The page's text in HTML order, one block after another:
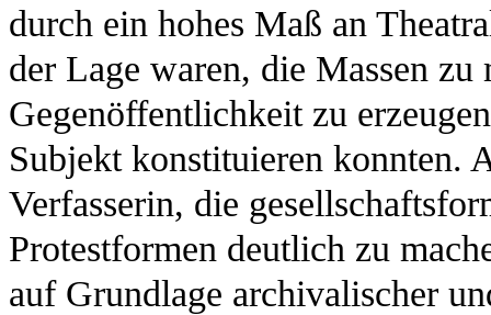
durch ein hohes Maß an
der Lage waren, die Massen
Gegenöffentlichkeit zu
Subjekt konstituieren konnten.
Verfasserin, die
Protestformen deutlich zu
auf Grundlage archivalischer